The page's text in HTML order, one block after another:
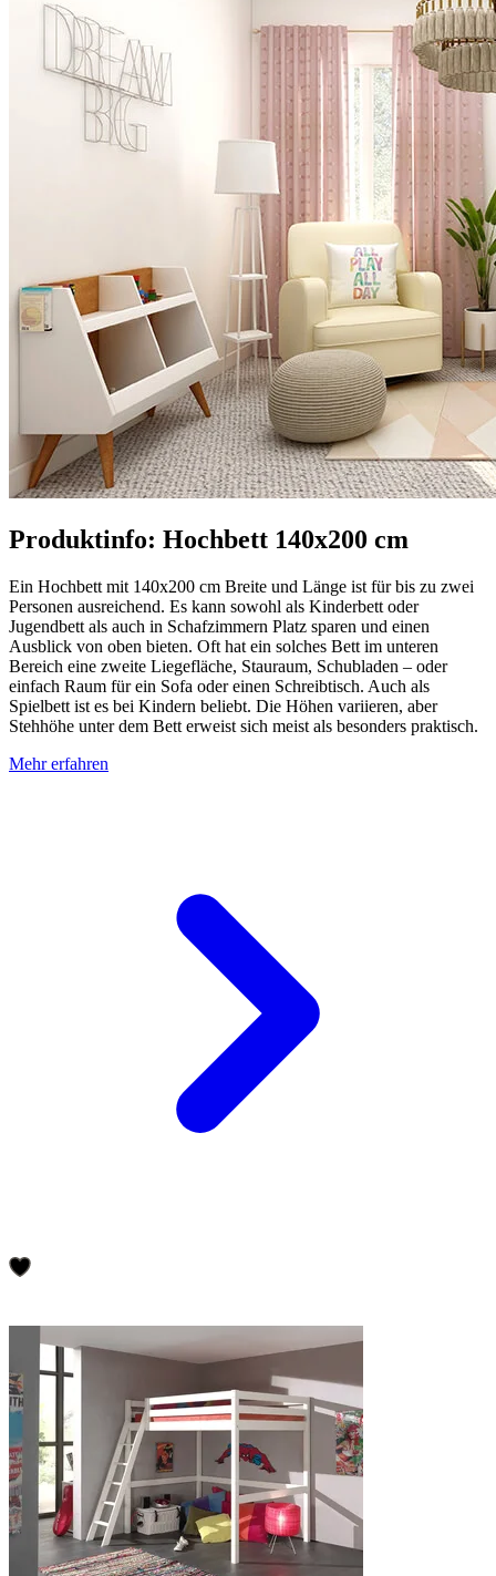
Produktinfo: Hochbett 140x200 cm
Ein Hochbett mit 140x200 cm Breite und Länge ist für bis zu zwei
Personen ausreichend. Es kann sowohl als Kinderbett oder
Jugendbett als auch in Schafzimmern Platz sparen und einen
Ausblick von oben bieten. Oft hat ein solches Bett im unteren
Bereich eine zweite Liegefläche, Stauraum, Schubladen – oder
einfach Raum für ein Sofa oder einen Schreibtisch. Auch als
Spielbett ist es bei Kindern beliebt. Die Höhen variieren, aber
Stehhöhe unter dem Bett erweist sich meist als besonders praktisch.
Mehr erfahren